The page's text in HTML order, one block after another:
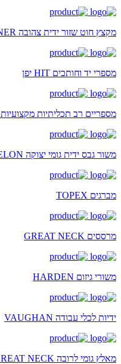
מקצץ חוט שזור ידית צהובה WIZNER
מספרי יד וחותכים HIT יפן
מספריים רב תכליתיות מקצועיות KOMELON
משור גבס ידית גומי יצוקה KOMELON
מברגים TOPEX
מרססים GREAT NECK
משורי גיזום HARDEN
ידיות לכלי עבודה VAUGHAN
מאלץ גומי לרובה GREAT NECK